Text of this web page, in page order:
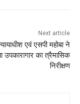
Next article
एवं एसपी महोबा ने
उपकारागार का त्रैमासिक
निरीक्षण